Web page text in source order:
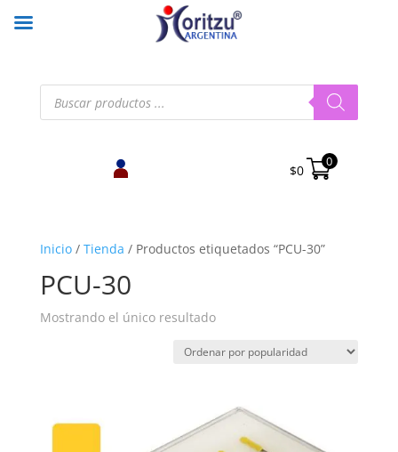
Búsqueda
productos
$0
0
Inicio/ Tienda / Productos etiquetados “PCU-30”
PCU-30
Mostrando el único resultado